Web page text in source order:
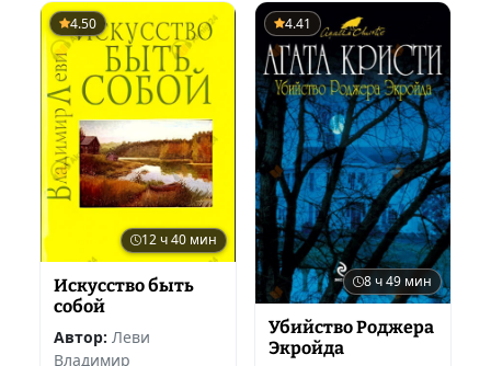
4.50
12 ч 40 мин
Искусство быть
собой
Автор: Леви
Владимир
4.41
8 ч 49 мин
Убийство Роджера
Экройда